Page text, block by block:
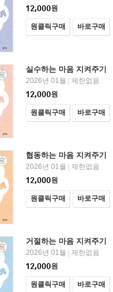
12,000원
원클릭구매 바로구매
실수하는 마음 지켜주기
2026년 01월
제한없음
12,000원
원클릭구매 바로구매
협동하는 마음 지켜주기
2026년 01월
제한없음
12,000원
원클릭구매 바로구매
거절하는 마음 지켜주기
2026년 01월
제한없음
12,000원
원클릭구매 바로구매